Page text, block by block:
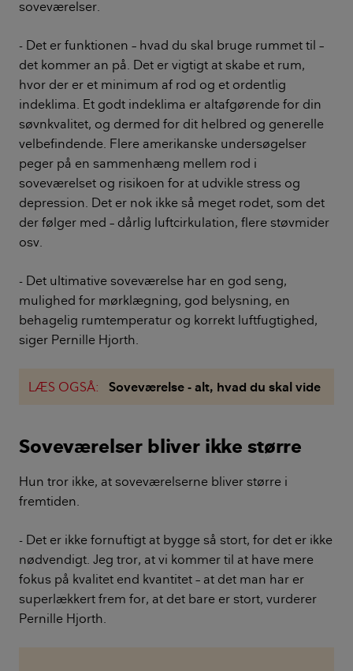
soveværelser.
- Det er funktionen – hvad du skal bruge rummet til –
det kommer an på. Det er vigtigt at skabe et rum,
hvor der er et minimum af rod og et ordentlig
indeklima. Et godt indeklima er altafgørende for din
søvnkvalitet, og dermed for dit helbred og generelle
velbefindende. Flere amerikanske undersøgelser
peger på en sammenhæng mellem rod i
soveværelset og risikoen for at udvikle stress og
depression. Det er nok ikke så meget rodet, som det
der følger med – dårlig luftcirkulation, flere støvmider
osv.
- Det ultimative soveværelse har en god seng,
mulighed for mørklægning, god belysning, en
behagelig rumtemperatur og korrekt luftfugtighed,
siger Pernille Hjorth.
LÆS OGSÅ: Soveværelse - alt, hvad du skal vide
Soveværelser bliver ikke større
Hun tror ikke, at soveværelserne bliver større i
fremtiden.
- Det er ikke fornuftigt at bygge så stort, for det er ikke
nødvendigt. Jeg tror, at vi kommer til at have mere
fokus på kvalitet end kvantitet – at det man har er
superlækkert frem for, at det bare er stort, vurderer
Pernille Hjorth.